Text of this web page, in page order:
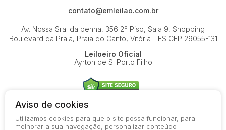
contato@emleilao.com.br
Av. Nossa Sra. da penha, 356 2° Piso, Sala 9, Shopping
Boulevard da Praia, Praia do Canto, Vitória - ES CEP 29055-131
Leiloeiro Oficial
Ayrton de S. Porto Filho
© 2026-present - Todos os direitos reservados
Aviso de cookies
Utilizamos cookies para que o site possa funcionar, para
melhorar a sua navegação, personalizar conteúdo